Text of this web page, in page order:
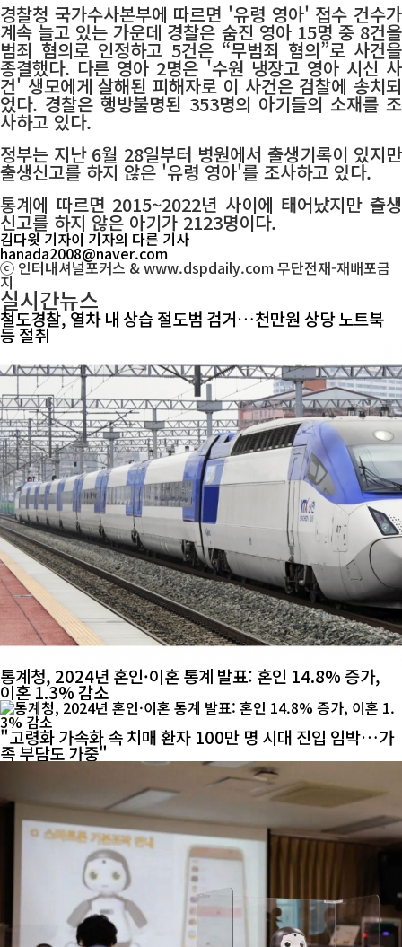
경찰청 국가수사본부에 따르면 '유령 영아' 접수 건수가
계속 늘고 있는 가운데 경찰은 숨진 영아 15명 중 8건을
범죄 혐의로 인정하고 5건은 “무범죄 혐의”로 사건을
종결했다. 다른 영아 2명은 '수원 냉장고 영아 시신 사
건' 생모에게 살해된 피해자로 이 사건은 검찰에 송치되
었다. 경찰은 행방불명된 353명의 아기들의 소재를 조
사하고 있다.
정부는 지난 6월 28일부터 병원에서 출생기록이 있지만
출생신고를 하지 않은 '유령 영아'를 조사하고 있다.
통계에 따르면 2015~2022년 사이에 태어났지만 출생
신고를 하지 않은 아기가 2123명이다.
김다윗 기자이 기자의 다른 기사
hanada2008@naver.com
ⓒ 인터내셔널포커스 & www.dspdaily.com 무단전재-재배포금
지
실시간뉴스
철도경찰, 열차 내 상습 절도범 검거…천만원 상당 노트북
등 절취
통계청, 2024년 혼인·이혼 통계 발표: 혼인 14.8% 증가,
이혼 1.3% 감소
"고령화 가속화 속 치매 환자 100만 명 시대 진입 임박…가
족 부담도 가중"